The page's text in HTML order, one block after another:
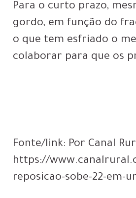
Para o curto prazo,
gordo, em função do
o que tem esfriado o
colaborar para que os
Fonte/link: Por Canal
https://
reposicao-sobe-22-em-